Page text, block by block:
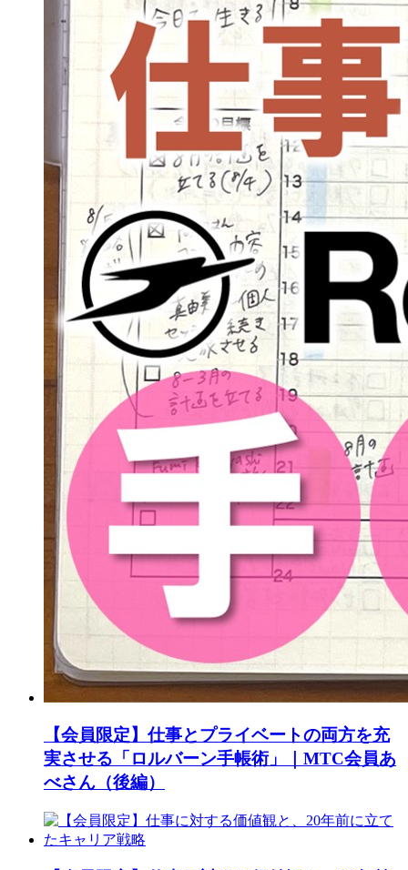
【会員限定】仕事とプライベートの両方を充
実させる「ロルバーン手帳術」｜MTC会員あ
べさん（後編）